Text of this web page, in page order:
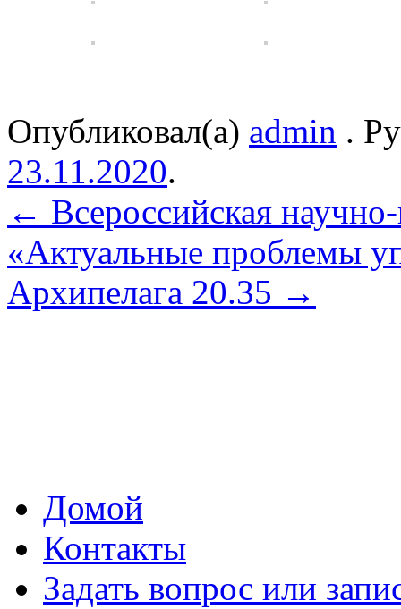
Опубликовал(а) admin .
23.11.2020.
← Всероссийская
«Актуальные проблемы
Архипелага 20.35 →
Домой
Контакты
Задать вопрос или